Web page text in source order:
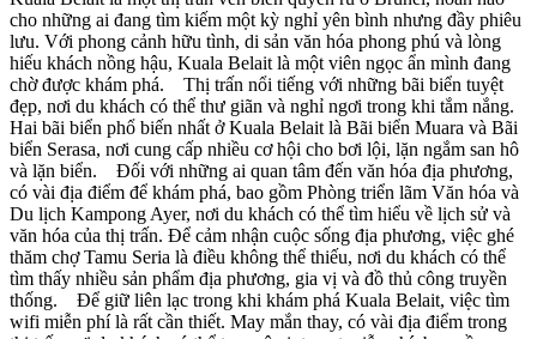
cho những ai đang tìm kiếm một kỳ nghỉ yên bình nhưng đầy phiêu
lưu. Với phong cảnh hữu tình, di sản văn hóa phong phú và lòng
hiếu khách nồng hậu, Kuala Belait là một viên ngọc ẩn mình đang
chờ được khám phá. Thị trấn nổi tiếng với những bãi biển tuyệt
đẹp, nơi du khách có thể thư giãn và nghỉ ngơi trong khi tắm nắng.
Hai bãi biển phổ biến nhất ở Kuala Belait là Bãi biển Muara và Bãi
biển Serasa, nơi cung cấp nhiều cơ hội cho bơi lội, lặn ngắm san hô
và lặn biển. Đối với những ai quan tâm đến văn hóa địa phương,
có vài địa điểm để khám phá, bao gồm Phòng triển lãm Văn hóa và
Du lịch Kampong Ayer, nơi du khách có thể tìm hiểu về lịch sử và
văn hóa của thị trấn. Để cảm nhận cuộc sống địa phương, việc ghé
thăm chợ Tamu Seria là điều không thể thiếu, nơi du khách có thể
tìm thấy nhiều sản phẩm địa phương, gia vị và đồ thủ công truyền
thống. Để giữ liên lạc trong khi khám phá Kuala Belait, việc tìm
wifi miễn phí là rất cần thiết. May mắn thay, có vài địa điểm trong